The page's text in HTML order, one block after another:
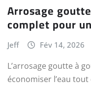
Arrosage
complet pour
Jeff Fév 14, 2026
L’arrosage goutte à
économiser l’eau